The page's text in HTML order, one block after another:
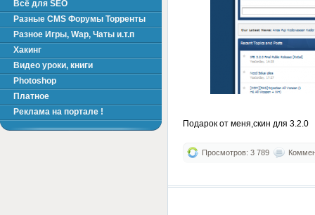
Подарок от меня,скин для 3.2.0
Просмотров: 3 789
Всё для SEO
Разные CMS Форумы Торренты
Разное Игры, Wap, Чаты и.т.п
Хакинг
Видео уроки, книги
Photoshop
Платное
Реклама на портале !